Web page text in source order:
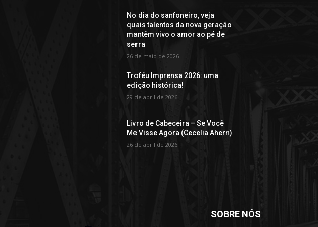
No dia do sanfoneiro, veja
quais talentos da nova geração
mantêm vivo o amor ao pé de
serra
26 de maio de 2026
Troféu Imprensa 2026: uma
edição histórica!
29 de abril de 2026
Livro de Cabeceira – Se Você
Me Visse Agora (Cecelia Ahern)
26 de abril de 2026
SOBRE NÓS